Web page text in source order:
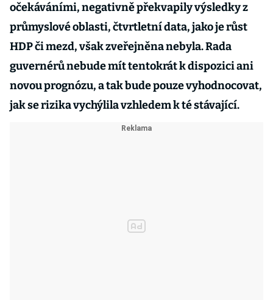
očekáváními, negativně překvapily výsledky z
průmyslové oblasti, čtvrtletní data, jako je růst
HDP či mezd, však zveřejněna nebyla. Rada
guvernérů nebude mít tentokrát k dispozici ani
novou prognózu, a tak bude pouze vyhodnocovat,
jak se rizika vychýlila vzhledem k té stávající.